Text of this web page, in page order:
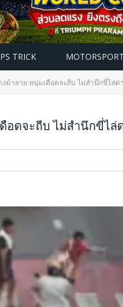
TRICK MOTORSPORT
ม้าลาย หนุ่มเดือดจะถีบ ไม่สำนึกขี่ไล่ด่
อดจะถีบ ไม่สำนึกขี่ไล่